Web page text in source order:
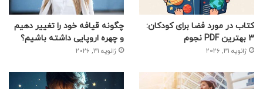
کتاب در مورد فضا برای کودکان:
3 بهترین PDF نجوم
ژانویه 31, 2026
چگونه قیافه خود را تغییر دهیم
و چهره اروپایی داشته باشیم؟
ژانویه 31, 2026